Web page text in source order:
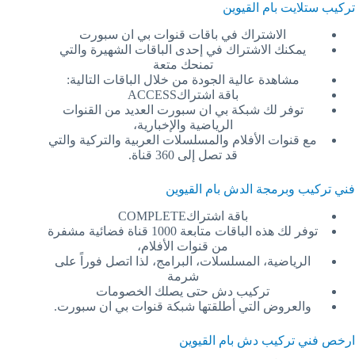
تركيب ستلايت بام القيوين
الاشتراك في باقات قنوات بي ان سبورت
يمكنك الاشتراك في إحدى الباقات الشهيرة والتي
تمنحك متعة
مشاهدة عالية الجودة من خلال الباقات التالية:
باقة اشتراكACCESS
توفر لك شبكة بي ان سبورت العديد من القنوات
الرياضية والإخبارية،
مع قنوات الأفلام والمسلسلات العربية والتركية والتي
قد تصل إلى 360 قناة.
فني تركيب وبرمجة الدش بام القيوين
باقة اشتراكCOMPLETE
توفر لك هذه الباقات متابعة 1000 قناة فضائية مشفرة
من قنوات الأفلام،
الرياضية، المسلسلات، البرامج، لذا اتصل فوراً على
شرمة
تركيب دش حتى يصلك الخصومات
والعروض التي أطلقتها شبكة قنوات بي ان سبورت.
ارخص فني تركيب دش بام القيوين